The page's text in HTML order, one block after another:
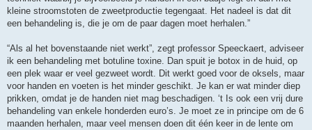
kleine stroomstoten de zweetproductie tegengaat. Het nadeel is dat dit
een behandeling is, die je om de paar dagen moet herhalen.”
“Als al het bovenstaande niet werkt”, zegt professor Speeckaert, adviseer
ik een behandeling met botuline toxine. Dan spuit je botox in de huid, op
een plek waar er veel gezweet wordt. Dit werkt goed voor de oksels, maar
voor handen en voeten is het minder geschikt. Je kan er wat minder diep
prikken, omdat je de handen niet mag beschadigen. ‘t Is ook een vrij dure
behandeling van enkele honderden euro’s. Je moet ze in principe om de 6
maanden herhalen, maar veel mensen doen dit één keer in de lente om